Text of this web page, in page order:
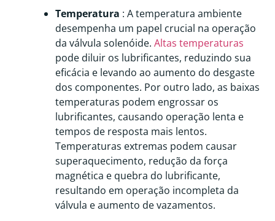
Temperatura : A temperatura ambiente
desempenha um papel crucial na operação
da válvula solenóide. Altas temperaturas
pode diluir os lubrificantes, reduzindo sua
eficácia e levando ao aumento do desgaste
dos componentes. Por outro lado, as baixas
temperaturas podem engrossar os
lubrificantes, causando operação lenta e
tempos de resposta mais lentos.
Temperaturas extremas podem causar
superaquecimento, redução da força
magnética e quebra do lubrificante,
resultando em operação incompleta da
válvula e aumento de vazamentos.